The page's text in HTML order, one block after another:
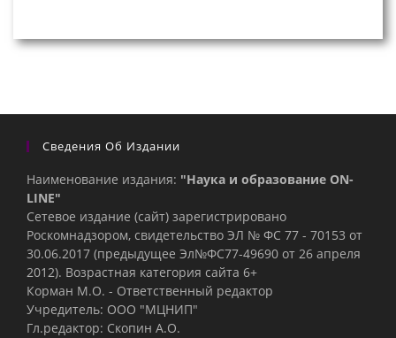
Сведения Об Издании
Наименование издания: "Наука и образование ON-
LINE"
Сетевое издание (сайт) зарегистрировано
Роскомнадзором, свидетельство ЭЛ № ФС 77 - 70153 от
30.06.2017 (предыдущее Эл№ФC77-49690 от 26 апреля
2012). Возрастная категория сайта 6+
Корман М.О. - Ответственный редактор
Учредитель: ООО "МЦНИП"
Гл.редактор: Скопин А.О.